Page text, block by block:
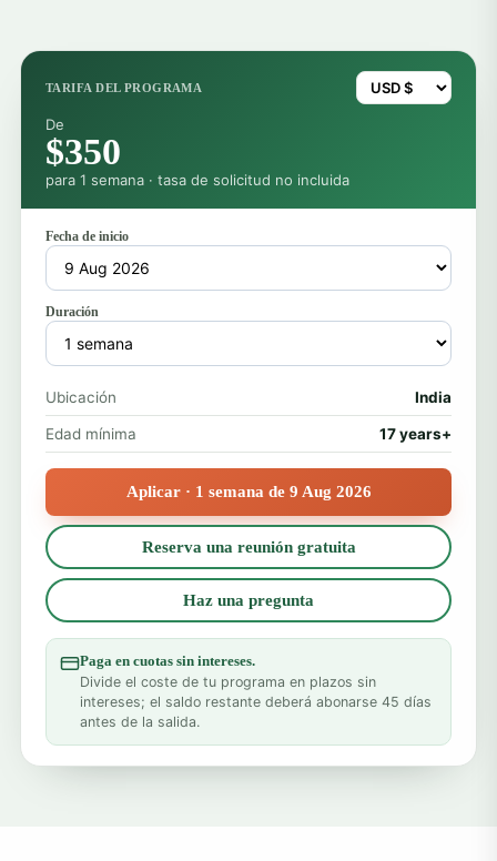
TARIFA DEL PROGRAMA
De
$350
para 1 semana · tasa de solicitud no incluida
Fecha de inicio
Duración
Ubicación India
Edad mínima 17 years+
Aplicar · 1 semana de 9 Aug 2026
Reserva una reunión gratuita
Haz una pregunta
Paga en cuotas sin intereses.
Divide el coste de tu programa en plazos sin
intereses; el saldo restante deberá abonarse 45 días
antes de la salida.